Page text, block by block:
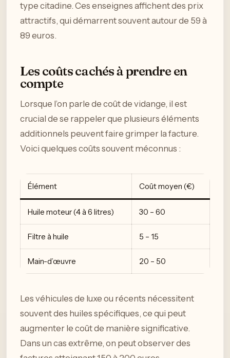
type citadine. Ces enseignes affichent des prix
attractifs, qui démarrent souvent autour de 59 à
89 euros.
Les coûts cachés à prendre en
compte
Lorsque l’on parle de coût de vidange, il est
crucial de se rappeler que plusieurs éléments
additionnels peuvent faire grimper la facture.
Voici quelques coûts souvent méconnus :
Élément Coût moyen (€)
Huile moteur (4 à 6 litres) 30 – 60
Filtre à huile 5 – 15
Main-d’œuvre 20 – 50
Les véhicules de luxe ou récents nécessitent
souvent des huiles spécifiques, ce qui peut
augmenter le coût de manière significative.
Dans un cas extrême, on peut observer des